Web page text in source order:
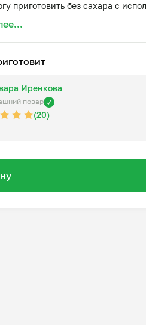
приготовить без сахара с
Иренкова
повар
(20)